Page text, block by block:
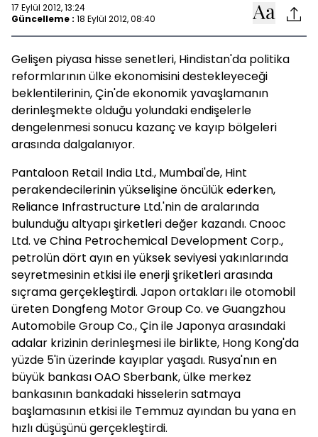
17 Eylül 2012, 13:24
Güncelleme : 18 Eylül 2012, 08:40
Gelişen piyasa hisse senetleri, Hindistan'da politika
reformlarının ülke ekonomisini destekleyeceği
beklentilerinin, Çin'de ekonomik yavaşlamanın
derinleşmekte olduğu yolundaki endişelerle
dengelenmesi sonucu kazanç ve kayıp bölgeleri
arasında dalgalanıyor.
Pantaloon Retail India Ltd., Mumbai'de, Hint
perakendecilerinin yükselişine öncülük ederken,
Reliance Infrastructure Ltd.'nin de aralarında
bulunduğu altyapı şirketleri değer kazandı. Cnooc
Ltd. ve China Petrochemical Development Corp.,
petrolün dört ayın en yüksek seviyesi yakınlarında
seyretmesinin etkisi ile enerji şriketleri arasında
sıçrama gerçekleştirdi. Japon ortakları ile otomobil
üreten Dongfeng Motor Group Co. ve Guangzhou
Automobile Group Co., Çin ile Japonya arasındaki
adalar krizinin derinleşmesi ile birlikte, Hong Kong'da
yüzde 5'in üzerinde kayıplar yaşadı. Rusya'nın en
büyük bankası OAO Sberbank, ülke merkez
bankasının bankadaki hisselerin satmaya
başlamasının etkisi ile Temmuz ayından bu yana en
hızlı düşüşünü gerçekleştirdi.